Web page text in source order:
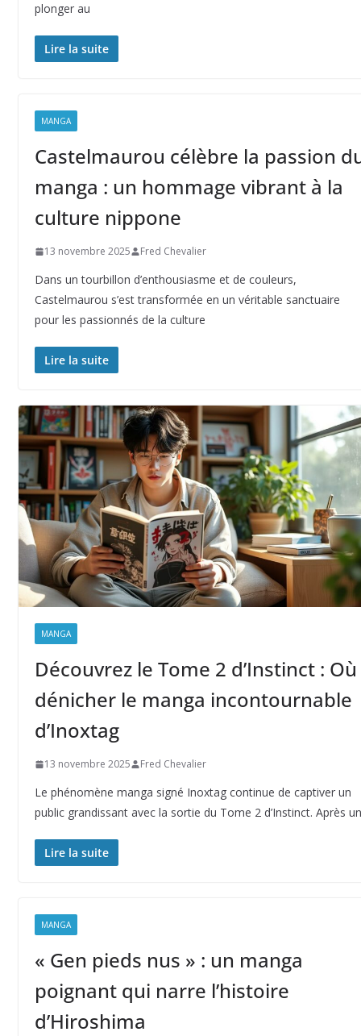
plonger au
Lire la suite
MANGA
Castelmaurou célèbre la passion
manga : un hommage vibrant à la
culture nippone
13 novembre 2025 Fred Chevalier
Dans un tourbillon d’enthousiasme et de couleurs,
Castelmaurou s’est transformée en un véritable sanctuaire
pour les passionnés de la culture
Lire la suite
MANGA
Découvrez le Tome 2 d’Instinct : Où
dénicher le manga incontournable
d’Inoxtag
13 novembre 2025 Fred Chevalier
Le phénomène manga signé Inoxtag continue de captiver un
public grandissant avec la sortie du Tome 2 d’Instinct. Après un
Lire la suite
MANGA
« Gen pieds nus » : un manga
poignant qui narre l’histoire
d’Hiroshima